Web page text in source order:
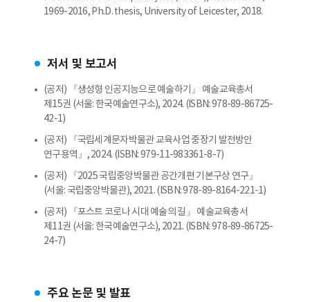
1969-2016, Ph.D. thesis, University of Leicester, 2018.
저서 및 보고서
(공저) 『생성형 인공지능으로 예술하기』 예술교육총서
제15권 (서울: 한국예술연구소), 2024. (ISBN: 978-89-86725-
42-1)
(공저) 『국립세계문자박물관 교육사업 중장기 발전방안
연구용역』, 2024. (ISBN: 979-11-983361-8-7)
(공저) 『2025 국립중앙박물관 공간개편 기본구상 연구』
(서울: 국립중앙박물관), 2021. (ISBN: 978-89-8164-221-1)
(공저) 『포스트 코로나 시대 예술의 길』 예술교육총서
제11권 (서울: 한국예술연구소), 2021. (ISBN: 978-89-86725-
24-7)
주요 논문 및 발표